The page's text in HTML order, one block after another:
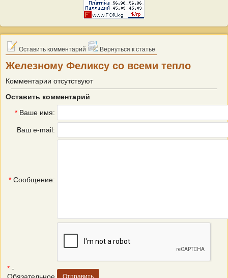
Оставить комментарий Вернуться к статье
Железному Феликсу со всеми тепло
Комментарии отсутствуют
Оставить комментарий
* Ваше имя:
Ваш e-mail:
* Сообщение:
* -